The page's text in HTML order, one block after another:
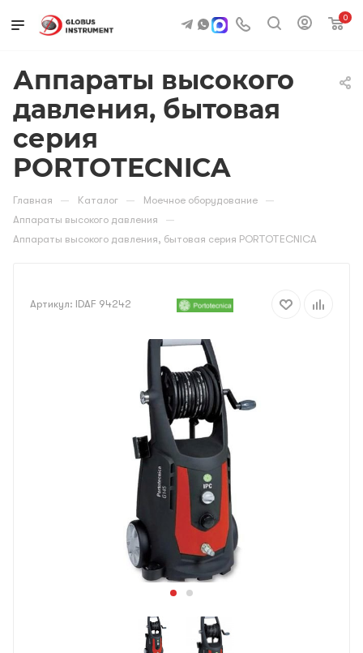
0
Аппараты высокого
давления, бытовая
серия
PORTOTECNICA
Главная — Каталог — Моечное оборудование —
Аппараты высокого давления —
Аппараты высокого давления, бытовая серия PORTOTECNICA
Артикул: IDAF 94242